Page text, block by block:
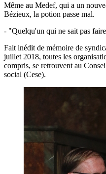
Même au Medef, qui a un
Bézieux, la potion passe mal.
- "Quelqu'un qui ne sait pas
Fait inédit de mémoire de
juillet 2018, toutes les
compris, se retrouvent au
social (Cese).